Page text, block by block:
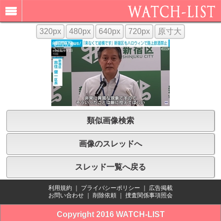
320px 480px 640px 720px 原寸大
類似画像検索
画像のスレッドへ
スレッド一覧へ戻る
利用規約 プライバシーポリシー
広告掲載
お問い合わせ
削除依頼 捜査関係事項照会
Copyright 2016 WATCH-LIST